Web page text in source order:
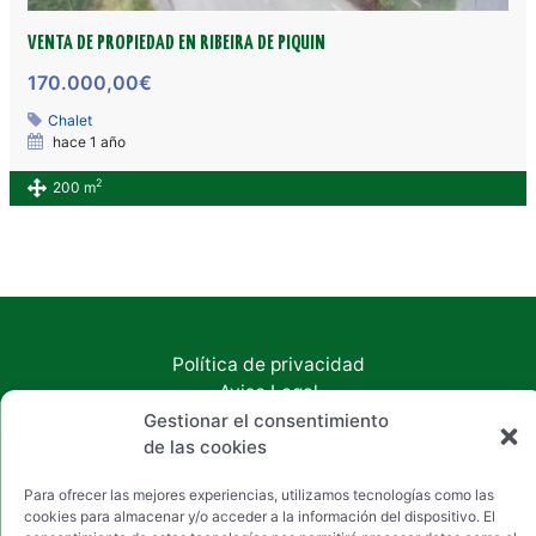
Gestionar el consentimiento
de las cookies
Para ofrecer las mejores experiencias, utilizamos tecnologías como las
cookies para almacenar y/o acceder a la información del dispositivo. El
VENTA DE PROPIEDAD EN RIBEIRA DE PIQUIN
170.000,00€
Chalet
hace 1 año
200 m2
Política de privacidad
Aviso Legal
Política de cookies
Accesibilidad
Copyright © 2026 Inmobiliaria Chan